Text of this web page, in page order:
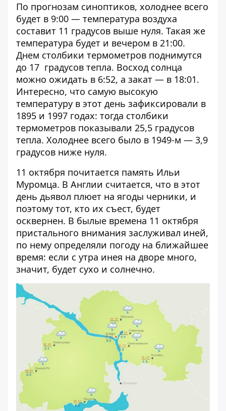
По прогнозам синоптиков, холоднее всего
будет в 9:00 — температура воздуха
составит 11 градусов выше нуля. Такая же
температура будет и вечером в 21:00.
Днем столбики термометров поднимутся
до 17 градусов тепла. Восход солнца
можно ожидать в 6:52, а закат — в 18:01.
Интересно, что самую высокую
температуру в этот день зафиксировали в
1895 и 1997 годах: тогда столбики
термометров показывали 25,5 градусов
тепла. Холоднее всего было в 1949-м — 3,9
градусов ниже нуля.
11 октября почитается память Ильи
Муромца. В Англии считается, что в этот
день дьявол плюет на ягоды черники, и
поэтому тот, кто их съест, будет
осквернен. В былые времена 11 октября
пристального внимания заслуживал иней,
по нему определяли погоду на ближайшее
время: если с утра инея на дворе много,
значит, будет сухо и солнечно.